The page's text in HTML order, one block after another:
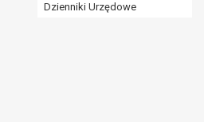
Dzienniki Urzędowe